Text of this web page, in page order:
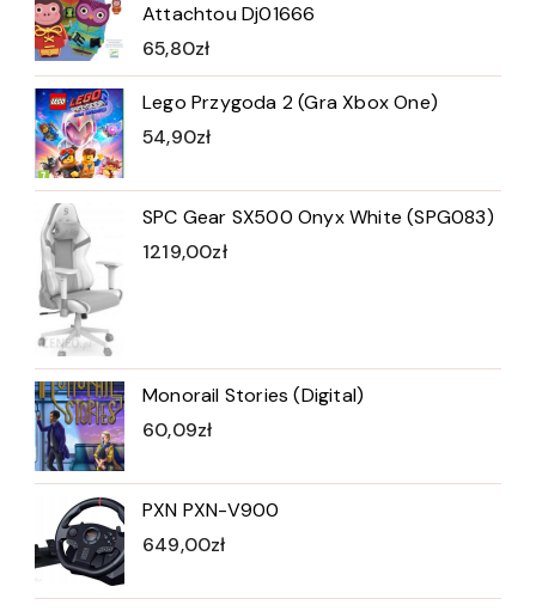
Attachtou Dj01666
65,80zł
Lego Przygoda 2 (Gra Xbox One)
54,90zł
SPC Gear SX500 Onyx White (SPG083)
1219,00zł
Monorail Stories (Digital)
60,09zł
PXN PXN-V900
649,00zł